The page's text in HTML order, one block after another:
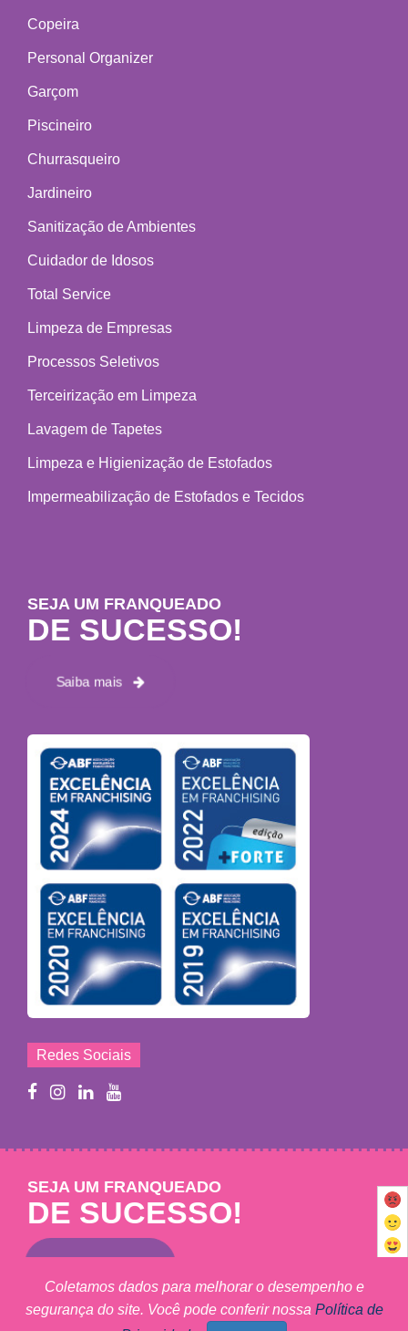
Copeira
Personal Organizer
Garçom
Piscineiro
Churrasqueiro
Jardineiro
Sanitização de Ambientes
Cuidador de Idosos
Total Service
Limpeza de Empresas
Processos Seletivos
Terceirização em Limpeza
Lavagem de Tapetes
Limpeza e Higienização de Estofados
Impermeabilização de Estofados e Tecidos
SEJA UM FRANQUEADO
DE SUCESSO!
Saiba mais
Redes Sociais
SEJA UM FRANQUEADO
DE SUCESSO!
Mary Help - © 2011 - 2026 - Todos os direitos reservados
Coletamos dados para melhorar o desempenho e
segurança do site. Você pode conferir nossa Política de